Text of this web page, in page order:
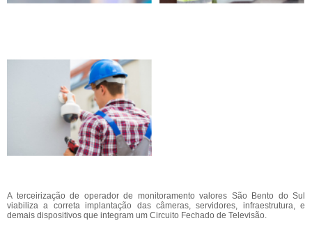
A terceirização de operador de monitoramento valores São Bento do Sul
viabiliza a correta implantação das câmeras, servidores, infraestrutura, e
demais dispositivos que integram um Circuito Fechado de Televisão.